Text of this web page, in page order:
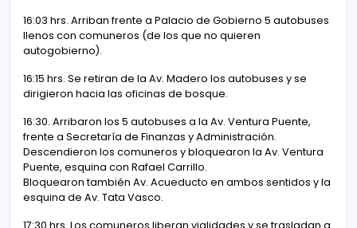
16:03 hrs. Arriban frente a Palacio de Gobierno 5 autobuses
llenos con comuneros (de los que no quieren
autogobierno).
16:15 hrs. Se retiran de la Av. Madero los autobuses y se
dirigieron hacia las oficinas de bosque.
16:30. Arribaron los 5 autobuses a la Av. Ventura Puente,
frente a Secretaría de Finanzas y Administración.
Descendieron los comuneros y bloquearon la Av. Ventura
Puente, esquina con Rafael Carrillo.
Bloquearon también Av. Acueducto en ambos sentidos y la
esquina de Av. Tata Vasco.
17:30 hrs. Los comuneros liberan vialidades y se trasladan a